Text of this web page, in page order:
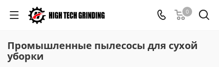
0
Промышленные пылесосы для сухой
уборки